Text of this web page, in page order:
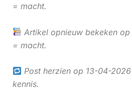
= macht.
Artikel opnieuw bekeken
= macht.
Post herzien op 13-04-
kennis.